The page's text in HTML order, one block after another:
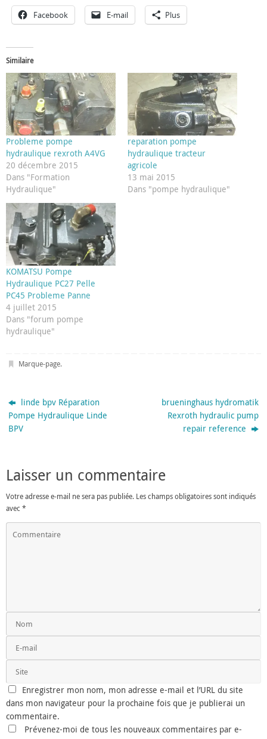
Facebook E-mail Plus
Similaire
Probleme pompe
hydraulique rexroth A4VG
20 décembre 2015
Dans "Formation
Hydraulique"
reparation pompe
hydraulique tracteur
agricole
13 mai 2015
Dans "pompe hydraulique"
KOMATSU Pompe
Hydraulique PC27 Pelle
PC45 Probleme Panne
4 juillet 2015
Dans "forum pompe
hydraulique"
Marque-page.
linde bpv Réparation
Pompe Hydraulique Linde
BPV
brueninghaus hydromatik
Rexroth hydraulic pump
repair reference
Laisser un commentaire
Votre adresse e-mail ne sera pas publiée. Les champs obligatoires sont indiqués
avec *
Enregistrer mon nom, mon adresse e-mail et l’URL du site
dans mon navigateur pour la prochaine fois que je publierai un
commentaire.
Prévenez-moi de tous les nouveaux commentaires par e-